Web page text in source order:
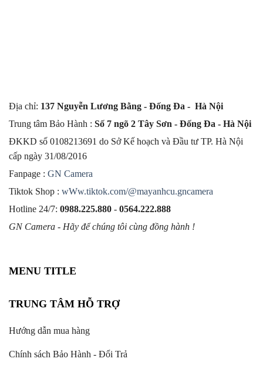
Địa chỉ: 137 Nguyễn Lương Bằng - Đống Đa - Hà Nội
Trung tâm Bảo Hành : Số 7 ngõ 2 Tây Sơn - Đống Đa - Hà Nội
ĐKKD số 0108213691 do Sở Kế hoạch và Đầu tư TP. Hà Nội
cấp ngày 31/08/2016
Fanpage : GN Camera
Tiktok Shop : wWw.tiktok.com/@mayanhcu.gncamera
Hotline 24/7: 0988.225.880 - 0564.222.888
GN Camera - Hãy để chúng tôi cùng đồng hành !
MENU TITLE
TRUNG TÂM HỖ TRỢ
Hướng dẫn mua hàng
Chính sách Bảo Hành - Đổi Trả